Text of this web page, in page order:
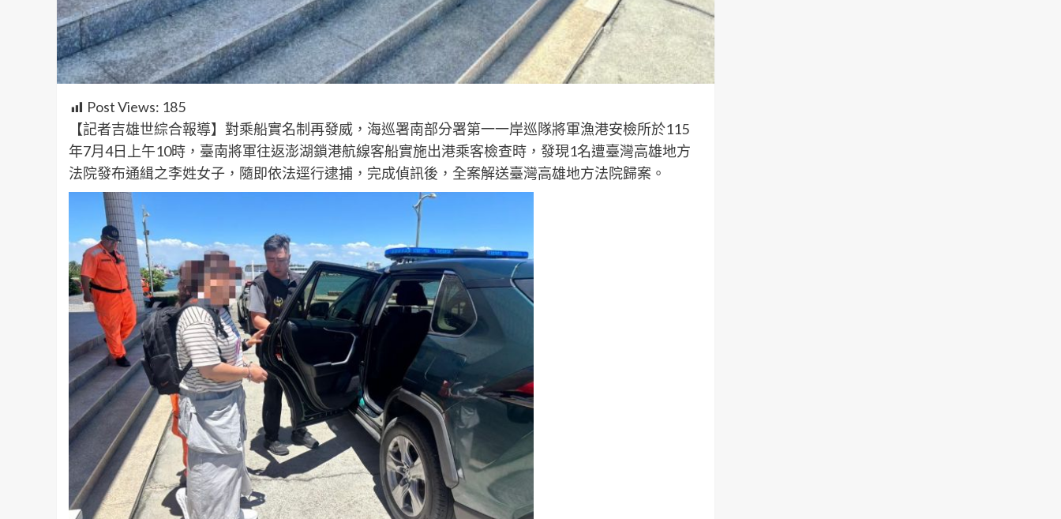
Post Views: 185
【記者吉雄世綜合報導】對乘船實名制再發威，海巡署南部分署第一一岸巡隊將軍漁港安檢所於115
年7月4日上午10時，臺南將軍往返澎湖鎖港航線客船實施出港乘客檢查時，發現1名遭臺灣高雄地方
法院發布通緝之李姓女子，隨即依法逕行逮捕，完成偵訊後，全案解送臺灣高雄地方法院歸案。